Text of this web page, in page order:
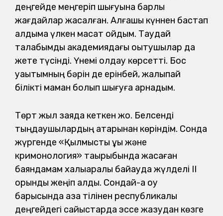
деңгейде меңгеріп шығуына барлық
жағдайлар жасалған. Алғашқы күннен бастап
алдыма үлкен мақсат қойдым. Таудай
талабымды академиядағы оқытушылар да
жете түсінді. Үнемі қолдау көрсетті. Бос
уақытымның бәрін де ерінбей, жалықпай
білікті маман болып шығуға арнадым.
Төрт жыл заяда кеткен жоқ. Белсенді
тыңдаушылардың қатарынан көріндім. Сонда
жүргенде «Қылмыстық құқық және
кримонология» тақырыбында жасаған
баяндамам халықаралық байқауда жүлделі ІІ
орынды жеңіп алды. Сондай-ақ оқу
барысында қазақ тілінен республикалық
деңгейдегі сайыстарда эссе жазудан көзге